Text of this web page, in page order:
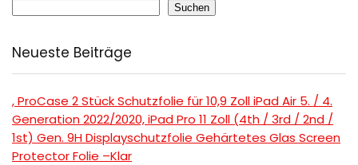
Suchen
Neueste Beiträge
, ProCase 2 Stück Schutzfolie für 10,9 Zoll iPad Air 5. / 4.
Generation 2022/2020, iPad Pro 11 Zoll (4th / 3rd / 2nd /
1st) Gen. 9H Displayschutzfolie Gehärtetes Glas Screen
Protector Folie –Klar